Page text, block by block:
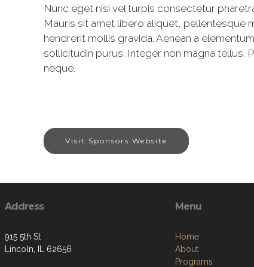
Nunc eget nisi vel turpis consectetur
Mauris sit amet libero aliquet, pellentesque
hendrerit mollis gravida. Aenean a
sollicitudin purus. Integer non magna tellus.
neque.
Visit Sponsors Website
Address
915 5th St
Lincoln, IL 62656
Menu
Home
About
Programs